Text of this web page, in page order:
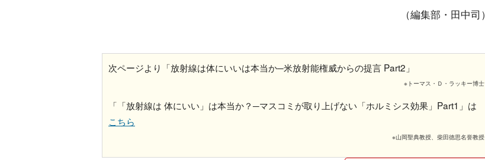
（編集部・田中司）
次ページより「放射線は体にいいは本当か─米放射能権威からの提言 Part2」
※トーマス・Ｄ・ラッキー博士
「「放射線は 体にいい」は本当か？─マスコミが取り上げない「ホルミシス効果」Part1」は
こちら
※山岡聖典教授、柴田徳思名誉教授